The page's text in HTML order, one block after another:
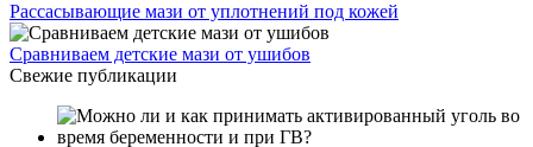
Рассасывающие мази от уплотнений под кожей
Сравниваем детские мази от ушибов
Свежие публикации